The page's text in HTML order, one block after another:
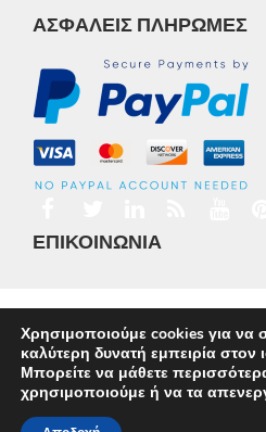
ΑΣΦΑΛΕΊΣ ΠΛΗΡΩΜΈΣ
ΕΠΙΚΟΙΝΩΝΊΑ
Προϊόντα
Service
Εταιρικό
© 2026
Χρησιμοποιούμε cookies για
καλύτερη δυνατή εμπειρία στον
Μπορείτε να μάθετε
χρησιμοποιούμε ή να τα